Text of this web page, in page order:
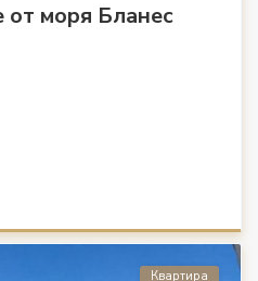
от моря Бланес
Квартира